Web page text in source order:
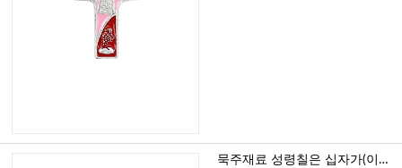
묵주재료 성령칠은 십자가(이태